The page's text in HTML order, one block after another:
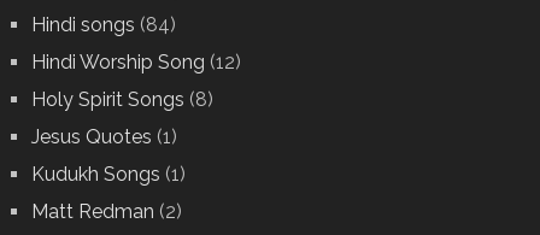
Hindi songs (84)
Hindi Worship Song (12)
Holy Spirit Songs (8)
Jesus Quotes (1)
Kudukh Songs (1)
Matt Redman (2)